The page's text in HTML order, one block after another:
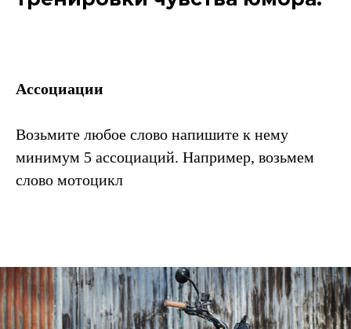
Ассоциации
Возьмите любое слово напишите к нему
минимум 5 ассоциаций. Например, возьмем
слово мотоцикл